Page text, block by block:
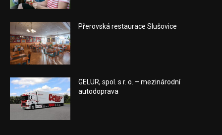
Přerovská restaurace Slušovice
GELUR, spol. s r. o. – mezinárodní
autodoprava